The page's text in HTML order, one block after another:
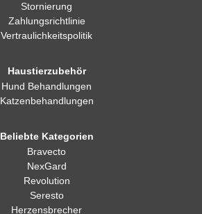
Stornierung
Zahlungsrichtlinie
Vertraulichkeitspolitik
Haustierzubehör
Hund Behandlungen
Katzenbehandlungen
Beliebte Kategorien
Bravecto
NexGard
Revolution
Seresto
Herzensbrecher